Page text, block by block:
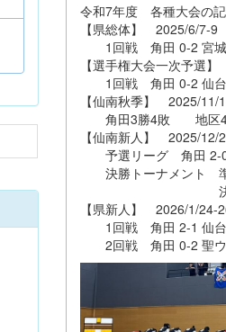
令和7年度 各種大会の
【県総体】 2025/6/7-9
1回戦 角田 0-2 宮城
【選手権大会一次予選
1回戦 角田 0-2 仙
【仙南秋季】 2025/11/
角田3勝4敗 地区4
【仙南新人】 2025/12/
予選リーグ 角田 2-
決勝トーナメント
決勝 角
【県新人】 2026/1/24-
1回戦 角田 2-1 仙台
2回戦 角田 0-2 聖ウ